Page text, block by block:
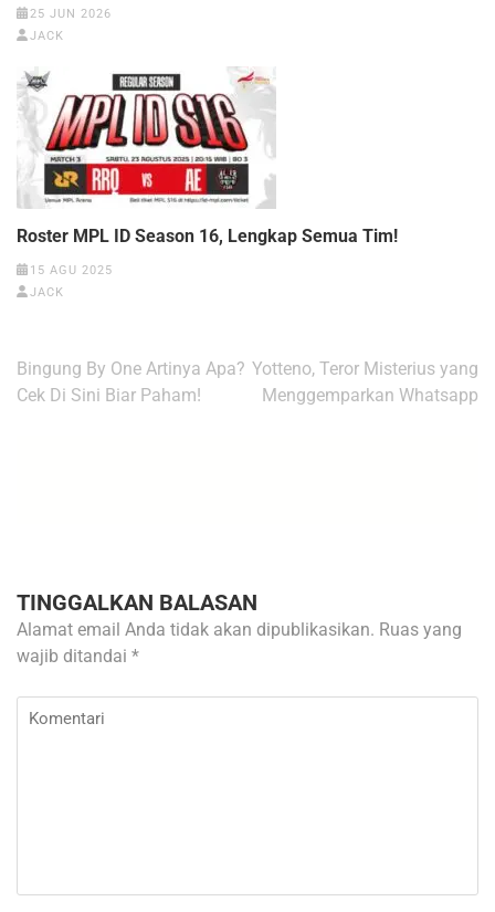
25 JUN 2026
JACK
Roster MPL ID Season 16, Lengkap Semua Tim!
15 AGU 2025
JACK
Navigasi
pos
Bingung By One Artinya Apa?
Cek Di Sini Biar Paham!
Yotteno, Teror Misterius yang
Menggemparkan Whatsapp
TINGGALKAN BALASAN
Alamat email Anda tidak akan dipublikasikan. Ruas yang
wajib ditandai *
Komentari